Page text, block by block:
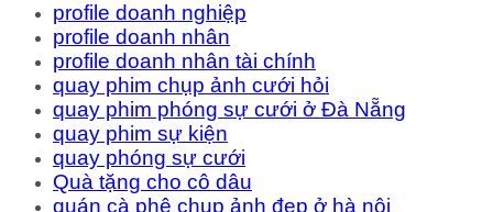
profile doanh nghiệp
profile doanh nhân
profile doanh nhân tài chính
quay phim chụp ảnh cưới hỏi
quay phim phóng sự cưới ở Đà Nẵng
quay phim sự kiện
quay phóng sự cưới
Quà tặng cho cô dâu
quán cà phê chụp ảnh đẹp ở hà nội